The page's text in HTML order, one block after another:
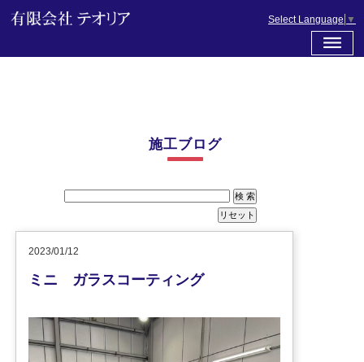
Select Language ▼
施工ブログ
2023/01/12
ミニ ガラスコーティング